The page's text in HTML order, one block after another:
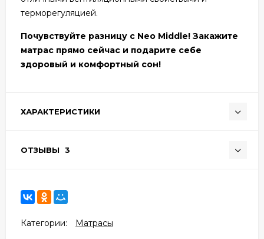
терморегуляцией.
Почувствуйте разницу с Neo Middle! Закажите
матрас прямо сейчас и подарите себе
здоровый и комфортный сон!
ХАРАКТЕРИСТИКИ
ОТЗЫВЫ 3
Категории: Матрасы